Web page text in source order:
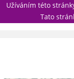
Užíváním této
Tato